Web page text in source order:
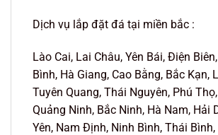
Dịch vụ lắp đặt đá tại miền bắc :
Lào Cai, Lai Châu, Yên Bái, Điện
Bình, Hà Giang, Cao Bằng, Bắc Kạn,
Tuyên Quang, Thái Nguyên, Phú
Quảng Ninh, Bắc Ninh, Hà Nam, Hải
Yên, Nam Định, Ninh Bình, Thái